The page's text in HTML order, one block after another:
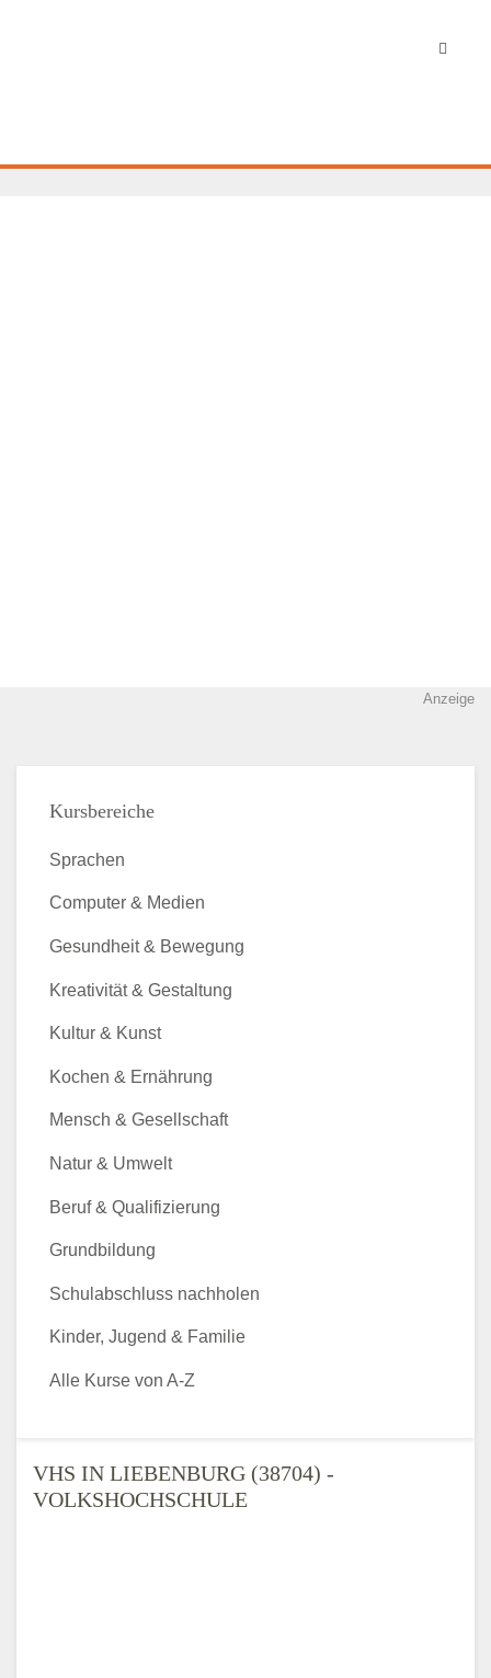
Anzeige
VHS IN LIEBENBURG (38704) -
VOLKSHOCHSCHULE
Kursbereiche
Sprachen
Computer & Medien
Gesundheit & Bewegung
Kreativität & Gestaltung
Kultur & Kunst
Kochen & Ernährung
Mensch & Gesellschaft
Natur & Umwelt
Beruf & Qualifizierung
Grundbildung
Schulabschluss nachholen
Kinder, Jugend & Familie
Alle Kurse von A-Z